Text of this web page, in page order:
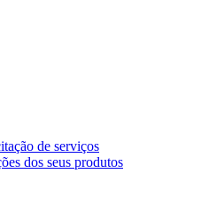
de serviços
dos seus produtos